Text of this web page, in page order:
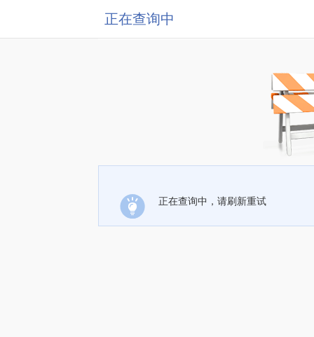
正在查询中
正在查询中，请刷新重试